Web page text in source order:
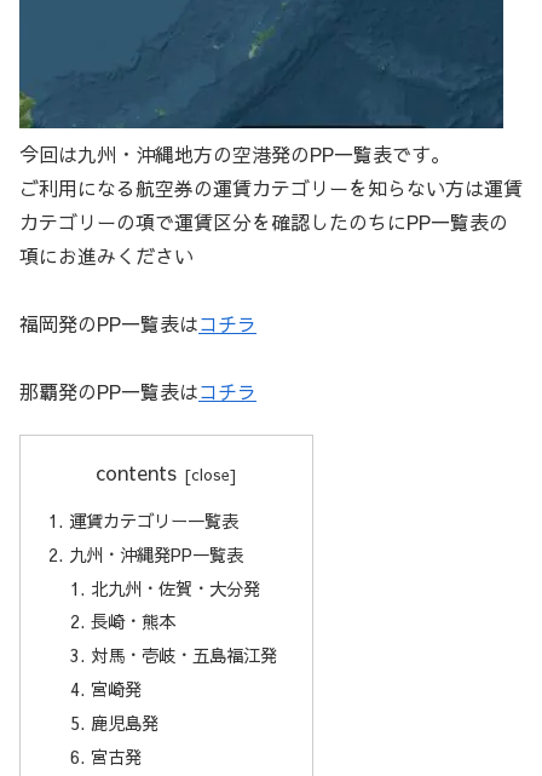
今回は九州・沖縄地方の空港発のPP一覧表です。
ご利用になる航空券の運賃カテゴリーを知らない方は運賃
カテゴリーの項で運賃区分を確認したのちにPP一覧表の
項にお進みください
福岡発のPP一覧表はコチラ
那覇発のPP一覧表はコチラ
contents
運賃カテゴリー一覧表
九州・沖縄発PP一覧表
北九州・佐賀・大分発
長崎・熊本
対馬・壱岐・五島福江発
宮崎発
鹿児島発
宮古発